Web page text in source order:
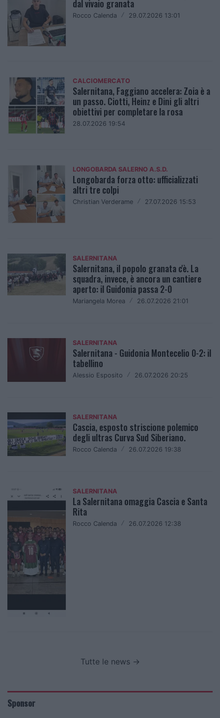
dal vivaio granata
Rocco Calenda / 29.07.2026 13:01
CALCIOMERCATO
Salernitana, Faggiano accelera: Zoia è a
un passo. Ciotti, Heinz e Dini gli altri
obiettivi per completare la rosa
28.07.2026 19:54
LONGOBARDA SALERNO A.S.D.
Longobarda forza otto: ufficializzati
altri tre colpi
Christian Verderame / 27.07.2026 15:53
SALERNITANA
Salernitana, il popolo granata c'è. La
squadra, invece, è ancora un cantiere
aperto: il Guidonia passa 2-0
Mariangela Morea / 26.07.2026 21:01
SALERNITANA
Salernitana - Guidonia Montecelio 0-2: il
tabellino
Alessio Esposito / 26.07.2026 20:25
SALERNITANA
Cascia, esposto striscione polemico
degli ultras Curva Sud Siberiano.
Rocco Calenda / 26.07.2026 19:38
SALERNITANA
La Salernitana omaggia Cascia e Santa
Rita
Rocco Calenda / 26.07.2026 12:38
Tutte le news →
Sponsor